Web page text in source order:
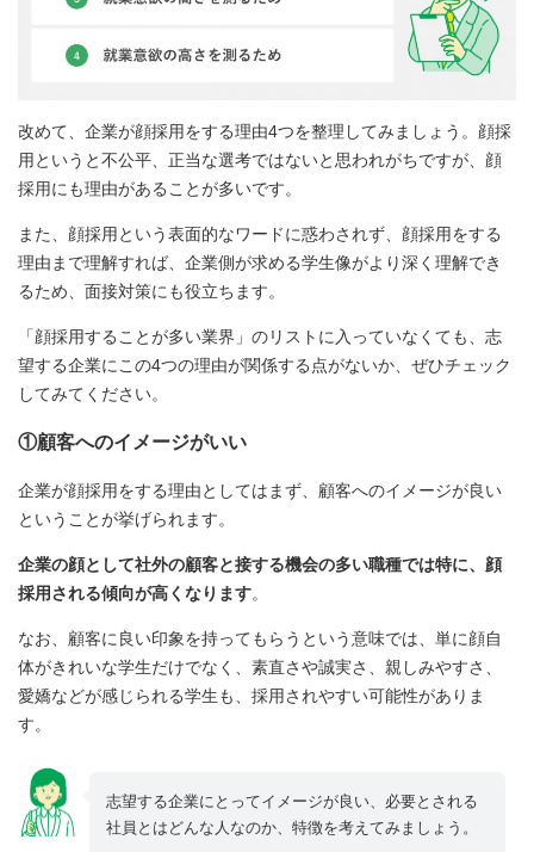
改めて、企業が顔採用をする理由4つを整理してみましょう。顔採
用というと不公平、正当な選考ではないと思われがちですが、顔
採用にも理由があることが多いです。
また、顔採用という表面的なワードに惑わされず、顔採用をする
理由まで理解すれば、企業側が求める学生像がより深く理解でき
るため、面接対策にも役立ちます。
「顔採用することが多い業界」のリストに入っていなくても、志
望する企業にこの4つの理由が関係する点がないか、ぜひチェック
してみてください。
①顧客へのイメージがいい
企業が顔採用をする理由としてはまず、顧客へのイメージが良い
ということが挙げられます。
企業の顔として社外の顧客と接する機会の多い職種では特に、顔
採用される傾向が高くなります。
なお、顧客に良い印象を持ってもらうという意味では、単に顔自
体がきれいな学生だけでなく、素直さや誠実さ、親しみやすさ、
愛嬌などが感じられる学生も、採用されやすい可能性がありま
す。
志望する企業にとってイメージが良い、必要とされる
社員とはどんな人なのか、特徴を考えてみましょう。